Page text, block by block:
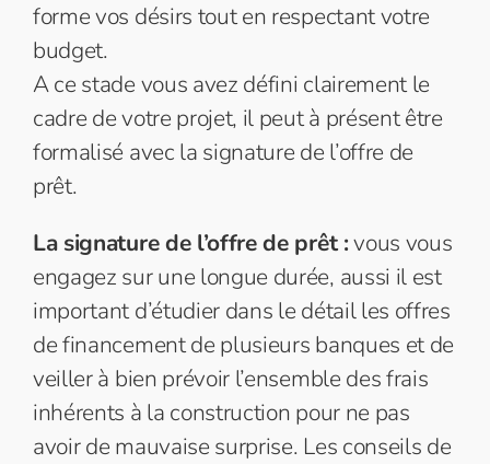
forme vos désirs tout en respectant votre
budget.
A ce stade vous avez défini clairement le
cadre de votre projet, il peut à présent être
formalisé avec la signature de l’offre de
prêt.
La signature de l’offre de prêt :vous vous
engagez sur une longue durée, aussi il est
important d’étudier dans le détail les offres
de financement de plusieurs banques et de
veiller à bien prévoir l’ensemble des frais
inhérents à la construction pour ne pas
avoir de mauvaise surprise. Les conseils de